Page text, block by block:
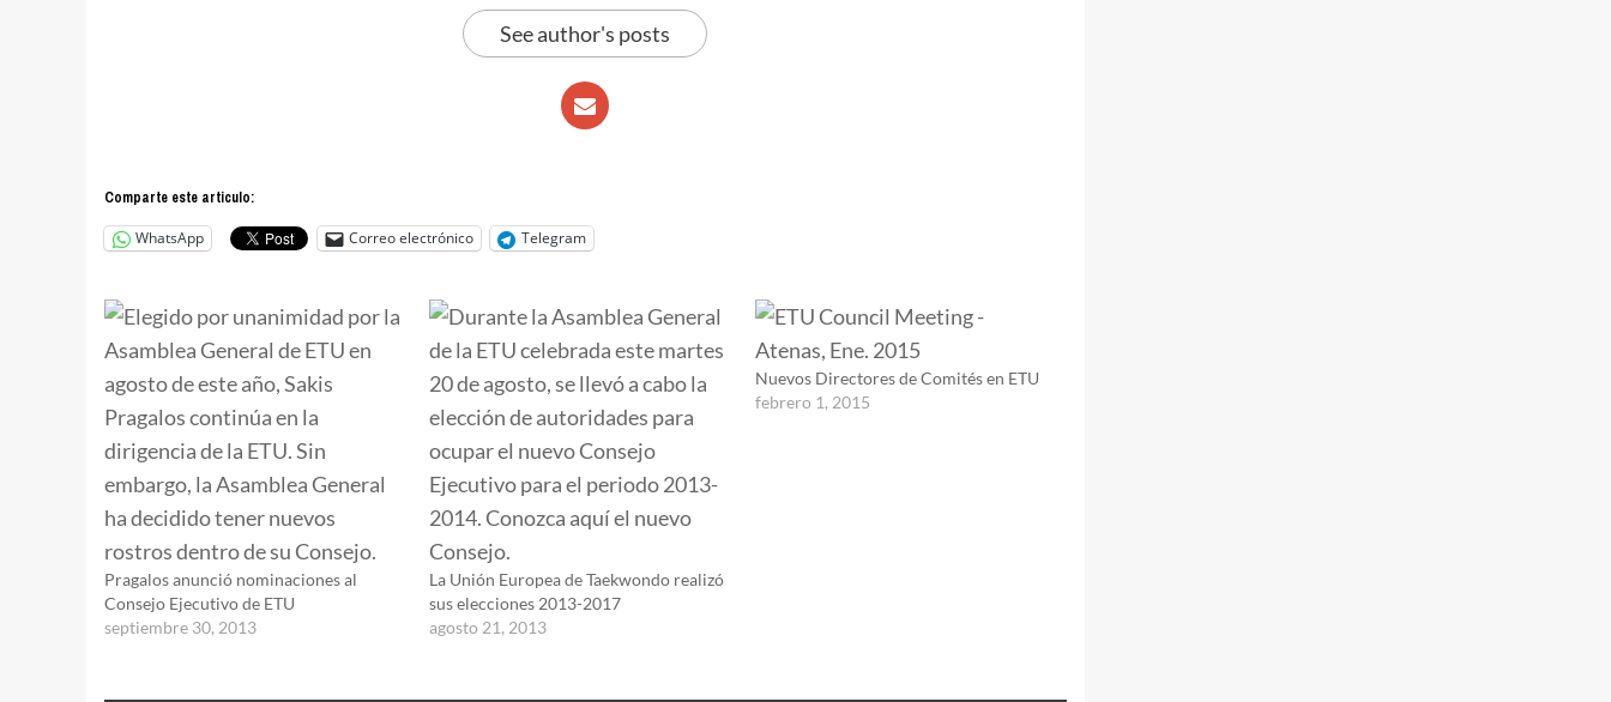
See author's posts
Comparte este articulo:
WhatsApp Correo electrónico Telegram
Pragalos anunció nominaciones al
Consejo Ejecutivo de ETU
septiembre 30, 2013
La Unión Europea de Taekwondo realizó
sus elecciones 2013-2017
agosto 21, 2013
Nuevos Directores de Comités en ETU
febrero 1, 2015